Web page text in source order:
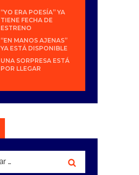
“YO ERA POESÍA” YA
TIENE FECHA DE
ESTRENO
“EN MANOS AJENAS”
YA ESTÁ DISPONIBLE
UNA SORPRESA ESTÁ
POR LLEGAR